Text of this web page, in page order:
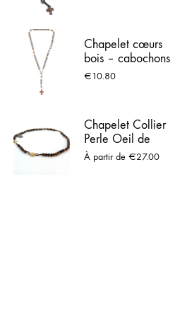
Chapelet cœurs
bois – cabochons
marials et croix
€10.80
Chapelet Collier
Perle Oeil de
Tigre - Médaille
de Saint Benoit
À partir de €27.00